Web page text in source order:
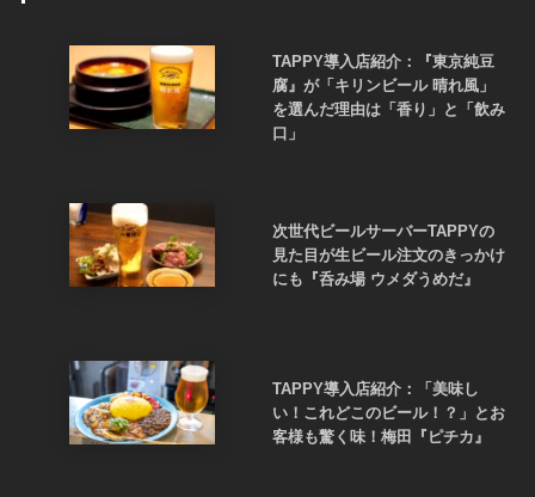
TAPPY導入店紹介：『東京純豆
腐』が「キリンビール 晴れ風」
を選んだ理由は「香り」と「飲み
口」
次世代ビールサーバーTAPPYの
見た目が生ビール注文のきっかけ
にも『呑み場 ウメダうめだ』
TAPPY導入店紹介：「美味し
い！これどこのビール！？」とお
客様も驚く味！梅田『ピチカ』